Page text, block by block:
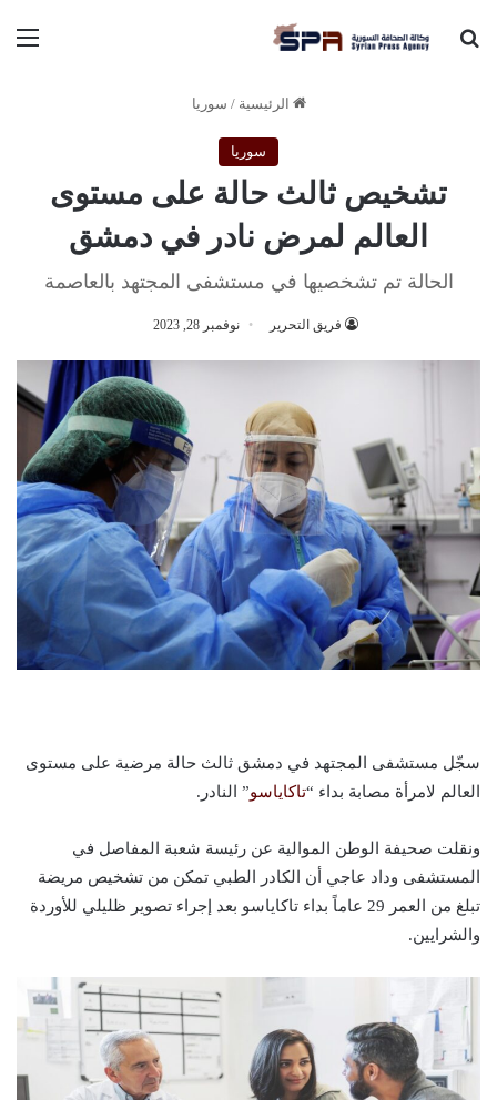
بحث عن
الرئيسية / سوريا
سوريا
تشخيص ثالث حالة على مستوى
العالم لمرض نادر في دمشق
الحالة تم تشخصيها في مستشفى المجتهد بالعاصمة
فريق التحرير نوفمبر 28, 2023
سجّل مستشفى المجتهد في دمشق ثالث حالة مرضية على مستوى
العالم لامرأة مصابة بداء “تاكاياسو” النادر.
ونقلت صحيفة الوطن الموالية عن رئيسة شعبة المفاصل في
المستشفى وداد عاجي أن الكادر الطبي تمكن من تشخيص مريضة
تبلغ من العمر 29 عاماً بداء تاكاياسو بعد إجراء تصوير ظليلي للأوردة
والشرايين.